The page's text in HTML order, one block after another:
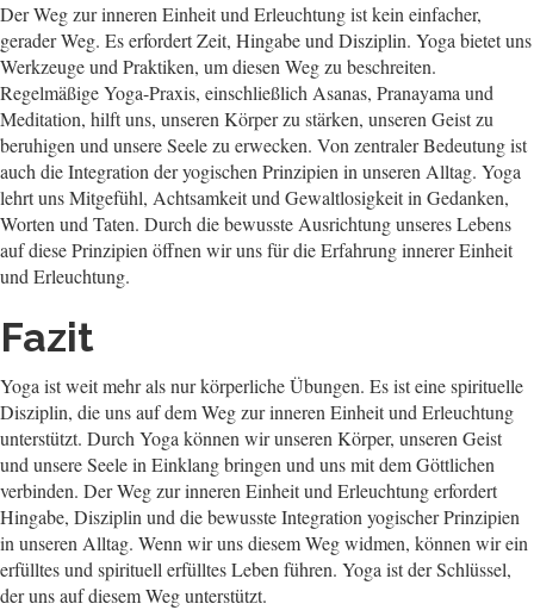
Der Weg zur inneren Einheit und Erleuchtung ist kein einfacher,
gerader Weg. Es erfordert Zeit, Hingabe und Disziplin. Yoga bietet uns
Werkzeuge und Praktiken, um diesen Weg zu beschreiten.
Regelmäßige Yoga-Praxis, einschließlich Asanas, Pranayama und
Meditation, hilft uns, unseren Körper zu stärken, unseren Geist zu
beruhigen und unsere Seele zu erwecken. Von zentraler Bedeutung ist
auch die Integration der yogischen Prinzipien in unseren Alltag. Yoga
lehrt uns Mitgefühl, Achtsamkeit und Gewaltlosigkeit in Gedanken,
Worten und Taten. Durch die bewusste Ausrichtung unseres Lebens
auf diese Prinzipien öffnen wir uns für die Erfahrung innerer Einheit
und Erleuchtung.
Fazit
Yoga ist weit mehr als nur körperliche Übungen. Es ist eine spirituelle
Disziplin, die uns auf dem Weg zur inneren Einheit und Erleuchtung
unterstützt. Durch Yoga können wir unseren Körper, unseren Geist
und unsere Seele in Einklang bringen und uns mit dem Göttlichen
verbinden. Der Weg zur inneren Einheit und Erleuchtung erfordert
Hingabe, Disziplin und die bewusste Integration yogischer Prinzipien
in unseren Alltag. Wenn wir uns diesem Weg widmen, können wir ein
erfülltes und spirituell erfülltes Leben führen. Yoga ist der Schlüssel,
der uns auf diesem Weg unterstützt.